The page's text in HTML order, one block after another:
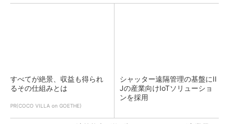
すべてが絶景、収益も得られ
るその仕組みとは
PR(COCO VILLA on GOETHE)
シャッター遠隔管理の基盤にII
Jの産業向けIoTソリューショ
ンを採用